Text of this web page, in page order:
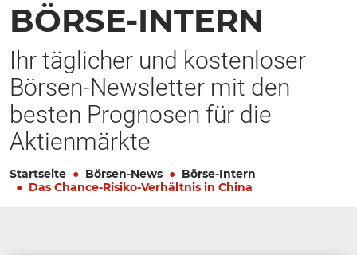
BÖRSE-INTERN
Ihr täglicher und kostenloser
Börsen-Newsletter mit den
besten Prognosen für die
Aktienmärkte
Startseite Börsen-News
Börse-Intern
Das Chance-Risiko-Verhältnis in China